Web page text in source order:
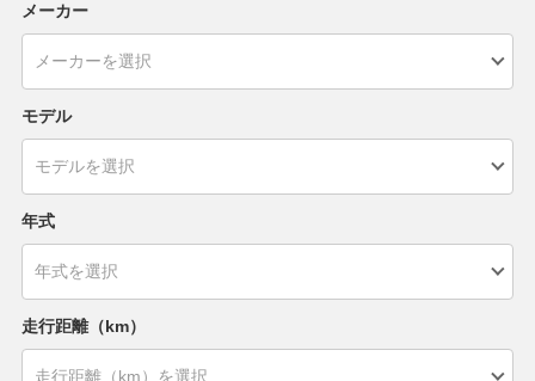
メーカー
モデル
年式
走行距離（km）